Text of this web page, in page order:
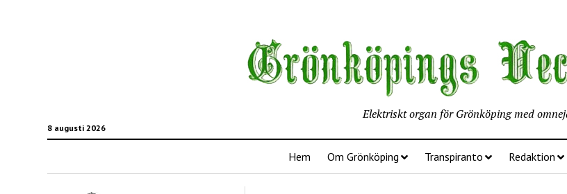
8 augusti 2026
Elektriskt organ för Grönköping med
Hem Om Grönköping Transpiranto Redaktion